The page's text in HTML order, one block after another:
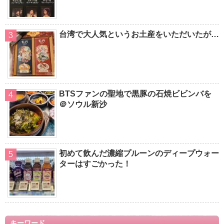
台湾で大人気というお土産をいただいたが…
BTSファンの聖地で黒豚の石焼ビビンバを
＠ソウル新沙
初めて飲んだ濃縮プルーンのディープウォー
ターはすごかった！